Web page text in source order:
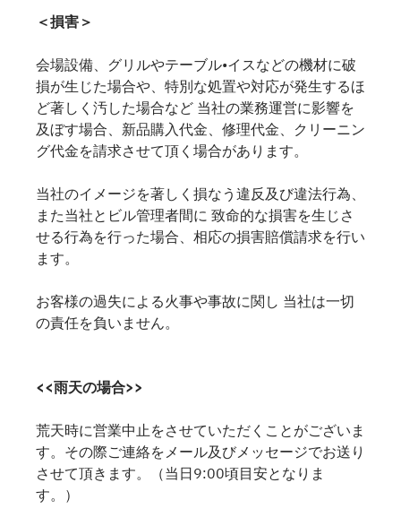
＜損害＞
会場設備、グリルやテーブル•イスなどの機材に破
損が生じた場合や、特別な処置や対応が発生するほ
ど著しく汚した場合など 当社の業務運営に影響を
及ぼす場合、新品購入代金、修理代金、クリーニン
グ代金を請求させて頂く場合があります。
当社のイメージを著しく損なう違反及び違法行為、
また当社とビル管理者間に 致命的な損害を生じさ
せる行為を行った場合、相応の損害賠償請求を行い
ます。
お客様の過失による火事や事故に関し 当社は一切
の責任を負いません。
<<雨天の場合>>
荒天時に営業中止をさせていただくことがございま
す。その際ご連絡をメール及びメッセージでお送り
させて頂きます。（当日9:00頃目安となりま
す。）